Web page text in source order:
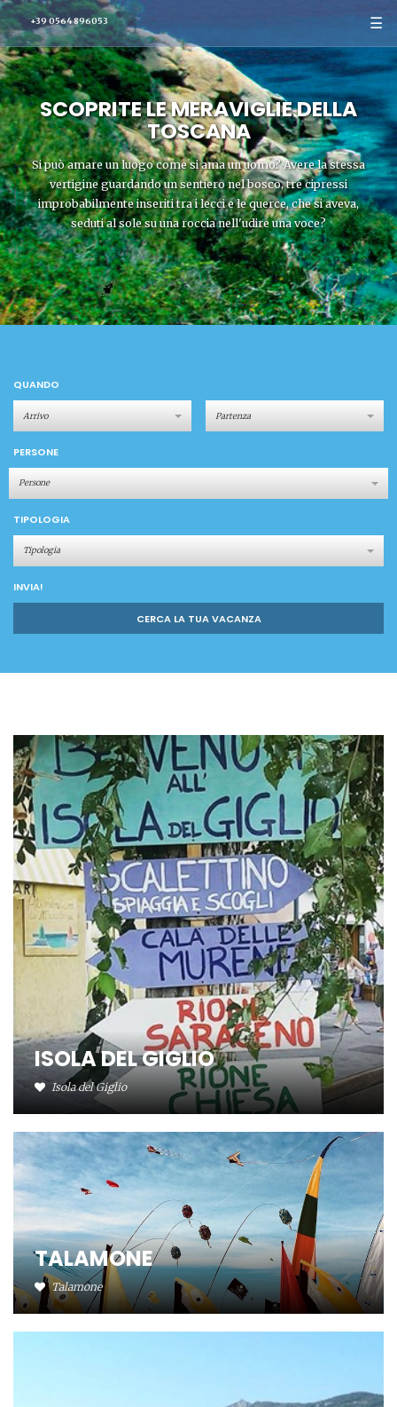
+39 0564 896053 ☰
SCOPRITE LE MERAVIGLIE DELLA
TOSCANA
Si può amare un luogo come si ama un uomo? Avere la stessa
vertigine guardando un sentiero nel bosco, tre cipressi
improbabilmente inseriti tra i lecci e le querce, che si aveva,
seduti al sole su una roccia nell'udire una voce?
QUANDO
PERSONE
Persone
TIPOLOGIA
Tipologia
INVIA!
CERCA LA TUA VACANZA
ISOLA DEL GIGLIO
Isola del Giglio
TALAMONE
Talamone